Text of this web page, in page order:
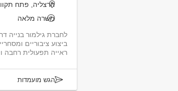
הרצליה, פתח
משרה מלאה
לחברת גילמור בנייה
ביצוע ציבוריים
ראייה תפעולית רחבה
הגש מועמדות